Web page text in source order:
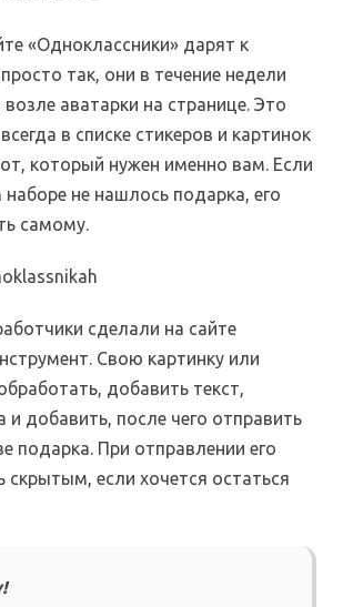
«Одноклассники» дарят к
так, они в течение недели
аватарки на странице. Это
в списке стикеров и картинок
который нужен именно вам. Если
не нашлось подарка, его
самому.
сделали на сайте
Свою картинку или
добавить текст,
и добавить, после чего отправить
подарка. При отправлении его
если хочется остаться